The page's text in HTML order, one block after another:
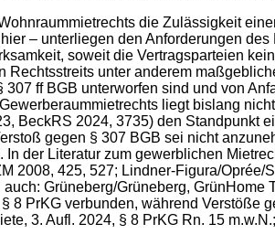
die Zulässigkeit
– unterliegen den Anforderungen
soweit die Vertragsparteien
unter anderem
ff BGB unterworfen sind und von
liegt bislang
BeckRS 2024, 3735) den Standpunkt
gegen § 307 BGB sei nicht
der Literatur zum gewerblichen
2008, 425, 527; Lindner-Figura/
Grüneberg/Grüneberg,
8 PrKG verbunden, während
3. Aufl. 2024, § 8 PrKG Rn. 15